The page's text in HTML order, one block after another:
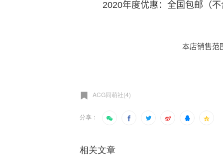
2020年度优惠：全国包邮（
本店销售范
ACG同萌社(4)
分享：
相关文章